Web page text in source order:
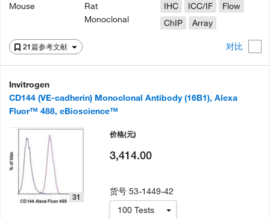
21篇参考文献 对比
Mouse
Rat
Monoclonal
IHC
ICC/IF
Flow
ChIP
Array
Invitrogen
CD144 (VE-cadherin) Monoclonal Antibody (16B1), Alexa
Fluor™ 488, eBioscience™
31
价格(元)
3,414.00
货号53-1449-42
100 Tests